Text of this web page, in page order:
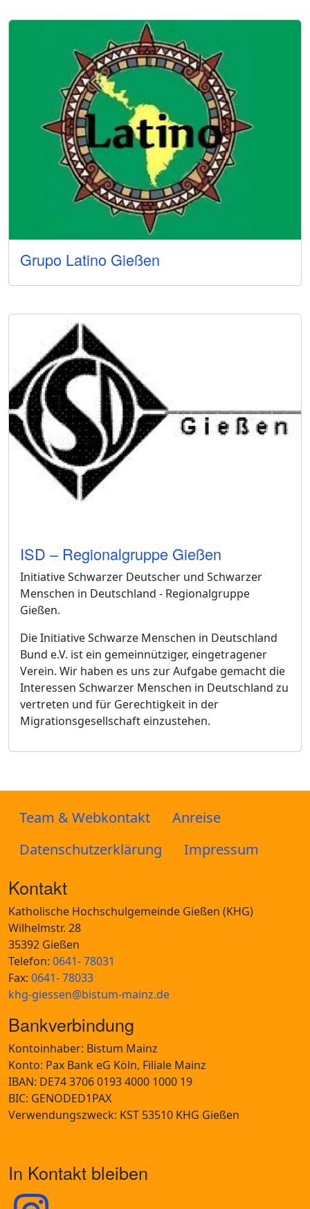
Grupo Latino Gießen
ISD – Regionalgruppe Gießen
Initiative Schwarzer Deutscher und Schwarzer
Menschen in Deutschland - Regionalgruppe
Gießen.
Die Initiative Schwarze Menschen in Deutschland
Bund e.V. ist ein gemeinnütziger, eingetragener
Verein. Wir haben es uns zur Aufgabe gemacht die
Interessen Schwarzer Menschen in Deutschland zu
vertreten und für Gerechtigkeit in der
Migrationsgesellschaft einzustehen.
Team & Webkontakt
Anreise
Datenschutzerklärung
Impressum
Kontakt
Katholische Hochschulgemeinde Gießen (KHG)
Wilhelmstr. 28
35392 Gießen
Telefon: 0641- 78031
Fax: 0641- 78033
khg-giessen@bistum-mainz.de
Bankverbindung
Kontoinhaber: Bistum Mainz
Konto: Pax Bank eG Köln, Filiale Mainz
IBAN: DE74 3706 0193 4000 1000 19
BIC: GENODED1PAX
Verwendungszweck: KST 53510 KHG Gießen
In Kontakt bleiben